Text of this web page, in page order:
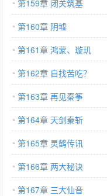
第159章 闭关筑基
第160章 阴墟
第161章 鸿蒙、璇玑
第162章 自找苦吃？
第163章 再见秦筝
第164章 天剑秦斩
第165章 灵鹤传讯
第166章 两大秘诀
第167章 三大仙音